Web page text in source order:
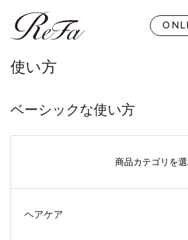
使い方
ベーシックな使い方
商品カテゴリを
ヘアケア